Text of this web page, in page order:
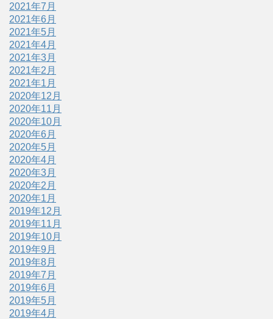
2021年7月
2021年6月
2021年5月
2021年4月
2021年3月
2021年2月
2021年1月
2020年12月
2020年11月
2020年10月
2020年6月
2020年5月
2020年4月
2020年3月
2020年2月
2020年1月
2019年12月
2019年11月
2019年10月
2019年9月
2019年8月
2019年7月
2019年6月
2019年5月
2019年4月